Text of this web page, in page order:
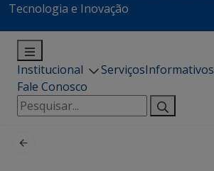
Tecnologia e Inovação
Institucional ServiçosInformativos
Fale Conosco
Pesquisar
por: